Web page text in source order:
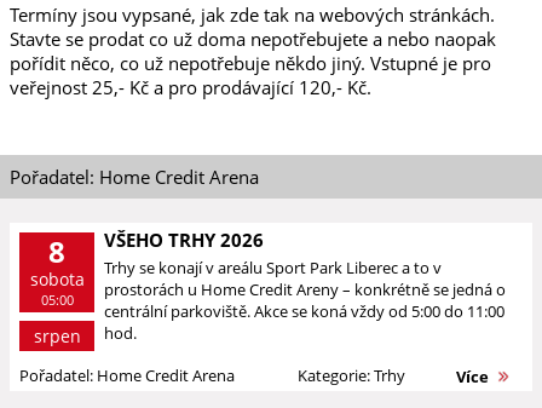
Termíny jsou vypsané, jak zde tak na webových stránkách.
Stavte se prodat co už doma nepotřebujete a nebo naopak
pořídit něco, co už nepotřebuje někdo jiný. Vstupné je pro
veřejnost 25,- Kč a pro prodávající 120,- Kč.
Pořadatel: Home Credit Arena
8
sobota
05:00
srpen
VŠEHO TRHY 2026
Trhy se konají v areálu Sport Park Liberec a to v
prostorách u Home Credit Areny – konkrétně se jedná o
centrální parkoviště. Akce se koná vždy od 5:00 do 11:00
hod.
Pořadatel: Home Credit Arena
Kategorie: Trhy Více